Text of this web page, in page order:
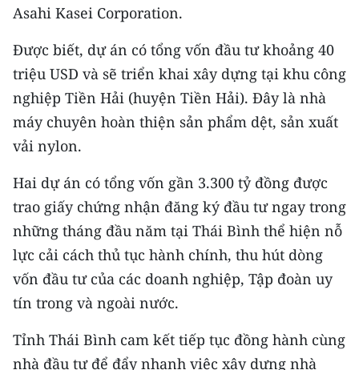
Video
Media Chính trị
Media Kinh tế
Media Văn hóa
Media Pháp luật
Media Du lịch
Media Thế giới
Media Thể thao
Media Giáo dục
Asahi Kasei Corporation.
Được biết, dự án có tổng vốn đầu tư khoảng 40
triệu USD và sẽ triển khai xây dựng tại khu công
nghiệp Tiền Hải (huyện Tiền Hải). Đây là nhà
máy chuyên hoàn thiện sản phẩm dệt, sản xuất
vải nylon.
Hai dự án có tổng vốn gần 3.300 tỷ đồng được
trao giấy chứng nhận đăng ký đầu tư ngay trong
những tháng đầu năm tại Thái Bình thể hiện nỗ
lực cải cách thủ tục hành chính, thu hút dòng
vốn đầu tư của các doanh nghiệp, Tập đoàn uy
tín trong và ngoài nước.
Tỉnh Thái Bình cam kết tiếp tục đồng hành cùng
nhà đầu tư để đẩy nhanh việc xây dựng nhà